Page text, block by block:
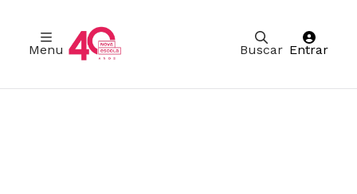
Buscar
Menu Entrar